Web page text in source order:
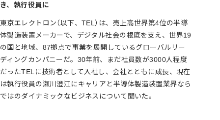
き、執行役員に
東京エレクトロン（以下、TEL）は、売上高世界第4位の半導
体製造装置メーカーで、デジタル社会の根底を支え、世界19
の国と地域、87拠点で事業を展開しているグローバルリー
ディングカンパニーだ。30年前、まだ社員数が3000人程度
だったTELに技術者として入社し、会社とともに成長、現在
は執行役員の瀬川澄江にキャリアと半導体製造装置業界なら
ではのダイナミックなビジネスについて聞いた。